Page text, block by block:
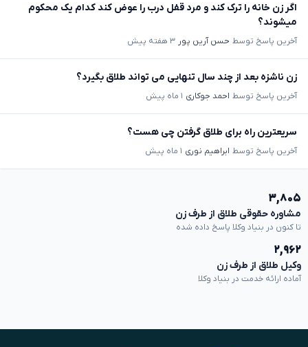
اگر زن خانه را ترک کند و مرد قفل درب را عوض کند کدام یک محکوم
میشوند؟
آخرین پاسخ توسط حسن آرین پور ۳ هفته پیش
زن ناشزه بعد از چند سال تنهایی می تواند طلاق بگیرد؟
آخرین پاسخ توسط احمد جوکاری ۱ ماه پیش
سریعترین راه برای طلاق گرفتن چی هست؟
آخرین پاسخ توسط ابراهیم نوری ۱ ماه پیش
۳,۸۰۵
مشاوره حقوقی طلاق از طرف زن
تا کنون در بنیاد وکلا پاسخ داده شده
۲,۹۶۲
وکیل طلاق از طرف زن
آماده ارائه خدمت در بنیاد وکلا